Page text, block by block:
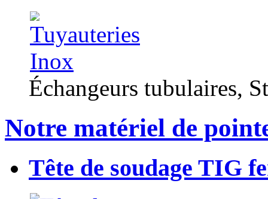
Échangeurs tubulaires,
Notre matériel de
Tête de soudage TIG